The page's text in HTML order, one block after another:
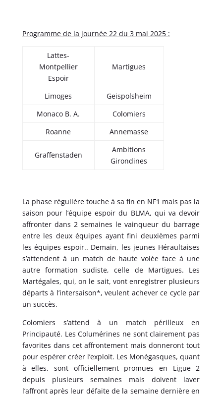
Programme de la journée 22 du 3 mai 2025 :
Lattes-
Montpellier
Espoir
Martigues
Limoges
Geispolsheim
Monaco B. A.
Colomiers
Roanne
Annemasse
Graffenstaden
Ambitions
Girondines
La phase régulière touche à sa fin en NF1 mais pas la
saison pour l’équipe espoir du BLMA, qui va devoir
affronter dans 2 semaines le vainqueur du barrage
entre les deux équipes ayant fini deuxièmes parmi
les équipes espoir.. Demain, les jeunes Héraultaises
s’attendent à un match de haute volée face à une
autre formation sudiste, celle de Martigues. Les
Martégales, qui, on le sait, vont enregistrer plusieurs
départs à l’intersaison*, veulent achever ce cycle par
un succès.
Colomiers s’attend à un match périlleux en
Principauté. Les Columérines ne sont clairement pas
favorites dans cet affrontement mais donneront tout
pour espérer créer l’exploit. Les Monégasques, quant
à elles, sont officiellement promues en Ligue 2
depuis plusieurs semaines mais doivent laver
l’affront après leur défaite de la semaine dernière en